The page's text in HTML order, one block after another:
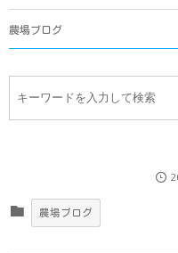
農場ブログ
農場ブログ